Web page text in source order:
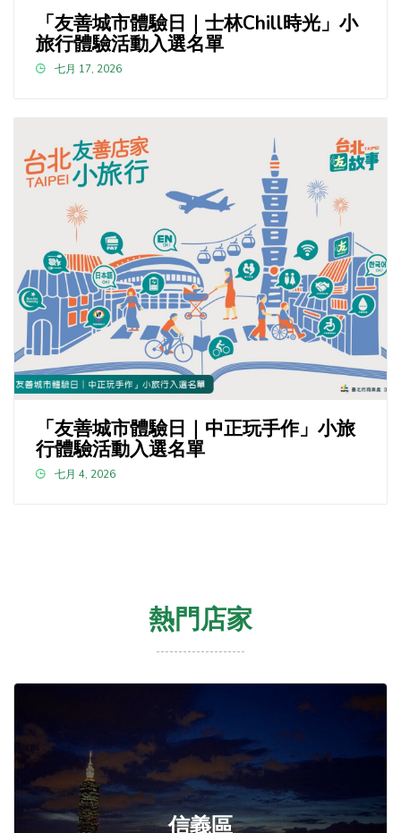
「友善城市體驗日｜士林Chill時光」小
旅行體驗活動入選名單
七月 17, 2026
「友善城市體驗日｜中正玩手作」小旅
行體驗活動入選名單
七月 4, 2026
熱門店家
信義區